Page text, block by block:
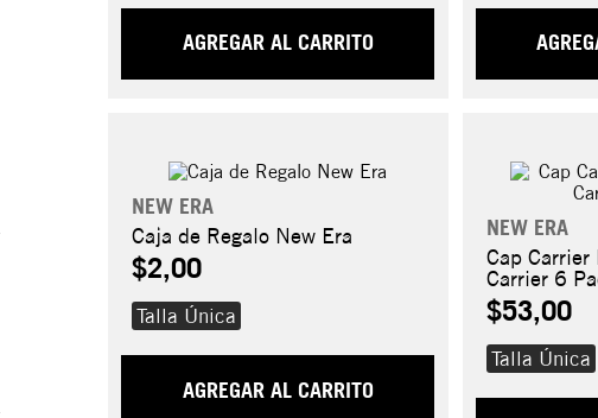
AGREGAR AL CARRITO
NEW ERA
Caja de Regalo New Era
$2,00
Talla Única
AGREGAR AL CARRITO
NEW ERA
Cap Carrier
Carrier 6
$53,00
Talla Única